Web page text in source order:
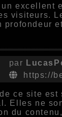
excellent
visiteurs.
profondeur
par
https://
ce site
Elles ne
du